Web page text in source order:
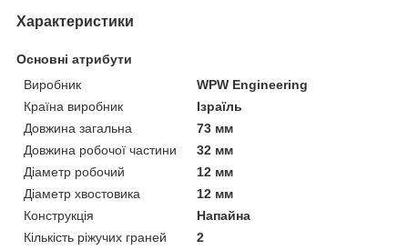
Характеристики
Основні атрибути
Виробник
WPW Engineering
Країна виробник
Ізраїль
Довжина загальна
73 мм
Довжина робочої частини
32 мм
Діаметр робочий
12 мм
Діаметр хвостовика
12 мм
Конструкція
Напайна
Кількість ріжучих граней
2